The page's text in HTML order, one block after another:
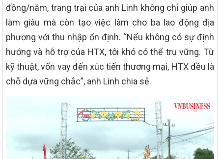
đồng/năm, trang trại của anh Linh không chỉ giúp anh
làm giàu mà còn tạo việc làm cho ba lao động địa
phương với thu nhập ổn định. “Nếu không có sự định
hướng và hỗ trợ của HTX, tôi khó có thể trụ vững. Từ
kỹ thuật, vốn vay đến xúc tiến thương mại, HTX đều là
chỗ dựa vững chắc”, anh Linh chia sẻ.